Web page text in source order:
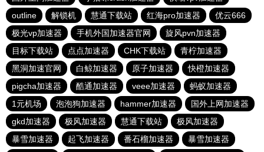
outline
解锁机 慧通下载站 红海pro加速器
优云666
极光vp加速器
手机外国加速器官网
旋风pvn加速器
目标下载站
点点加速器 CHK下载站
青柠加速器
黑洞加速官网
白鲸加速器 原子加速器
快橙加速器
pigcha加速器
酷通加速器 veee加速器
蚂蚁加速器
1元机场
泡泡狗加速器 hammer加速器
国外上网加速器
gkd加速器
极风加速器 慧通下载站
极风加速器
暴雪加速器
起飞加速器 番石榴加速器 暴雪加速器